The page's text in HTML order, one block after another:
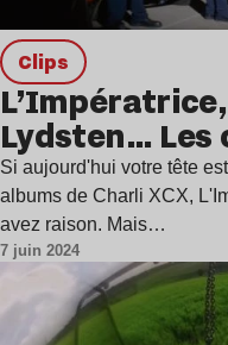
clips
Lydsten… Les
Si aujourd'hui votre tête
albums de Charli XCX,
avez raison. Mais…
7 juin 2024